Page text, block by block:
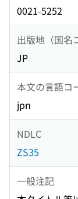
0021-5252
出版地（国名
JP
本文の言語コ
jpn
NDLC
ZS35
一般注記